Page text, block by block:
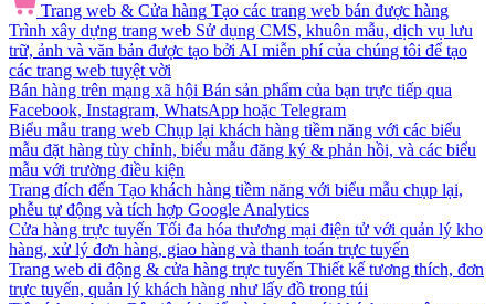
Trang web & Cửa hàng Tạo các trang web bán được hàng
Trình xây dựng trang web Sử dụng CMS, khuôn mẫu, dịch vụ lưu
trữ, ảnh và văn bản được tạo bởi AI miễn phí của chúng tôi để tạo
các trang web tuyệt vời
Bán hàng trên mạng xã hội Bán sản phẩm của bạn trực tiếp qua
Facebook, Instagram, WhatsApp hoặc Telegram
Biểu mẫu trang web Chụp lại khách hàng tiềm năng với các biểu
mẫu đặt hàng tùy chỉnh, biểu mẫu đăng ký & phản hồi, và các biểu
mẫu với trường điều kiện
Trang đích đến Tạo khách hàng tiềm năng với biểu mẫu chụp lại,
phễu tự động và tích hợp Google Analytics
Cửa hàng trực tuyến Tối đa hóa thương mại điện tử với quản lý kho
hàng, xử lý đơn hàng, giao hàng và thanh toán trực tuyến
Trang web di động & cửa hàng trực tuyến Thiết kế tương thích, đơn
trực tuyến, quản lý khách hàng như lấy đồ trong túi